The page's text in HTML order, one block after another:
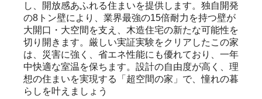
し、開放感あふれる住まいを提供します。独自開発
の8トン壁により、業界最強の15倍耐力を持つ壁が
大開口・大空間を支え、木造住宅の新たな可能性を
切り開きます。厳しい実証実験をクリアしたこの家
は、災害に強く、省エネ性能にも優れており、一年
中快適な室温を保ちます。設計の自由度が高く、理
想の住まいを実現する「超空間の家」で、憧れの暮
らしを叶えましょう